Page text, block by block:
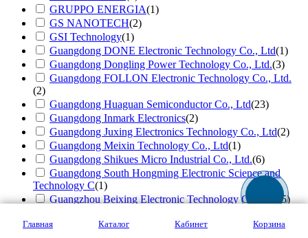
GRUPPO ENERGIA(1)
GS NANOTECH(2)
GSI Technology(1)
Guangdong DONE Electronic Technology Co., Ltd(1)
Guangdong Dongling Power Technology Co., Ltd.(3)
Guangdong FOLLON Electronic Technology Co., Ltd.
(2)
Guangdong Huaguan Semiconductor Co., Ltd(23)
Guangdong Inmark Electronics(2)
Guangdong Juxing Electronics Technology Co., Ltd(2)
Guangdong Meixin Technology Co., Ltd(1)
Guangdong Shikues Micro Industrial Co., Ltd.(6)
Guangdong South Hongming Electronic Science and
Technology C(1)
Guangzhou Beixing Electronic Technology Co., Ltd
(5)
Guangzhou HengWei Electronics Accessories Trading
Главная Каталог Кабинет Корзина